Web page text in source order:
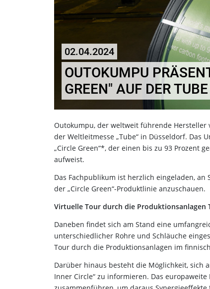
02.04.2024
OUTOKUMPU
GREEN" AUF DER TUBE
Outokumpu, der weltweit führende Hersteller
der Weltleitmesse „Tube“ in Düsseldorf.
„Circle Green“*, der einen bis zu 93 Prozent
aufweist.
Das Fachpublikum ist herzlich eingeladen,
der „Circle Green“-Produktlinie anzuschauen.
Virtuelle Tour durch die Produktionsanlagen
Daneben findet sich am Stand eine
unterschiedlicher Rohre und Schläuche
Tour durch die Produktionsanlagen im
Darüber hinaus besteht die Möglichkeit, sich
Inner Circle“ zu informieren. Das